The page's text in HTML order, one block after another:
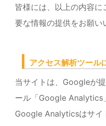
皆様には、以上の内容
要な情報の提供をお願い
アクセス解析ツール
当サイトは、Googleが
ール「Google Analytics
Google Analyticsはサイ